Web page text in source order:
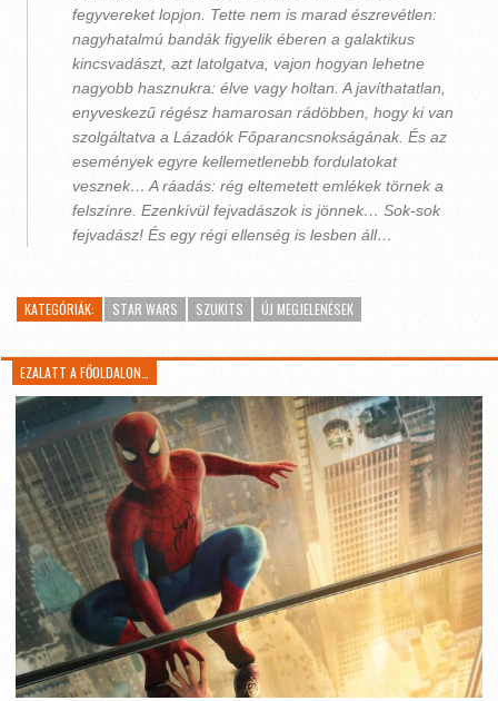
fegyvereket lopjon. Tette nem is marad észrevétlen:
nagyhatalmú bandák figyelik éberen a galaktikus
kincsvadászt, azt latolgatva, vajon hogyan lehetne
nagyobb hasznukra: élve vagy holtan. A javíthatatlan,
enyveskezű régész hamarosan rádöbben, hogy ki van
szolgáltatva a Lázadók Főparancsnokságának. És az
események egyre kellemetlenebb fordulatokat
vesznek… A ráadás: rég eltemetett emlékek törnek a
felszínre. Ezenkívül fejvadászok is jönnek… Sok-sok
fejvadász! És egy régi ellenség is lesben áll…
KATEGÓRIÁK: STAR WARS SZUKITS ÚJ MEGJELENÉSEK
EZALATT A FŐOLDALON…